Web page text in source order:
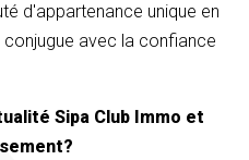
d'appartenance unique en
avec la confiance
Sipa Club Immo et